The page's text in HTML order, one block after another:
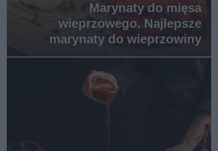
Marynaty do mięsa
wieprzowego. Najlepsze
marynaty do wieprzowiny